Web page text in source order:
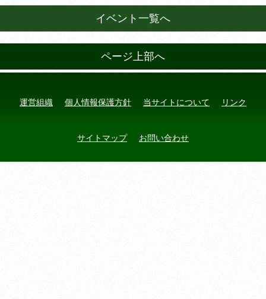
イベント一覧へ
ページ上部へ
運営組織 個人情報保護方針 当サイトについて リンク
サイトマップ お問い合わせ